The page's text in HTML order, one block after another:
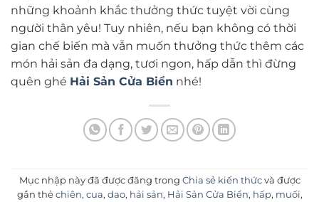
những khoảnh khắc thưởng thức tuyệt vời cùng
người thân yêu! Tuy nhiên, nếu bạn không có thời
gian chế biến mà vẫn muốn thưởng thức thêm các
món hải sản đa dạng, tươi ngon, hấp dẫn thì đừng
quên ghé Hải Sản Cửa Biển nhé!
Mục nhập này đã được đăng trong Chia sẻ kiến thứcvà được
gắn thẻ chiên, cua, dao, hải sản, Hải Sản Cửa Biển, hấp, muối,